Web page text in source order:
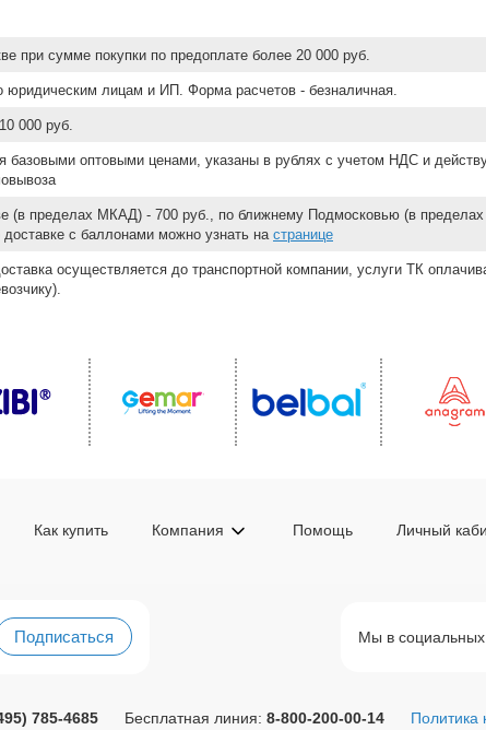
при сумме покупки по предоплате более 20 000 руб.
юридическим лицам и ИП. Форма расчетов - безналичная.
000 руб.
базовыми оптовыми ценами, указаны в рублях с учетом НДС и
(в пределах МКАД) - 700 руб., по ближнему Подмосковью (в пределах
с баллонами можно узнать на странице
осуществляется до транспортной компании, услуги ТК
Как купить Компания Помощь Личный
Подписаться Мы в социальных
785-4685 Бесплатная линия: 8-800-200-00-14 Политика